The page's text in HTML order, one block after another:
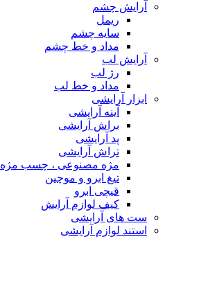
آرایش چشم
ریمل
سایه چشم
مداد و خط چشم
آرایش لب
رژ لب
مداد و خط لب
ابزار آرایشی
آینه آرایشی
براش آرایشی
پد آرایشی
تراش آرایشی
مژه مصنوعی ، چسب مژه
تیغ ابرو و موچین
قیچی ابرو
کیف لوازم آرایش
ست های آرایشی
استند لوازم آرایشی